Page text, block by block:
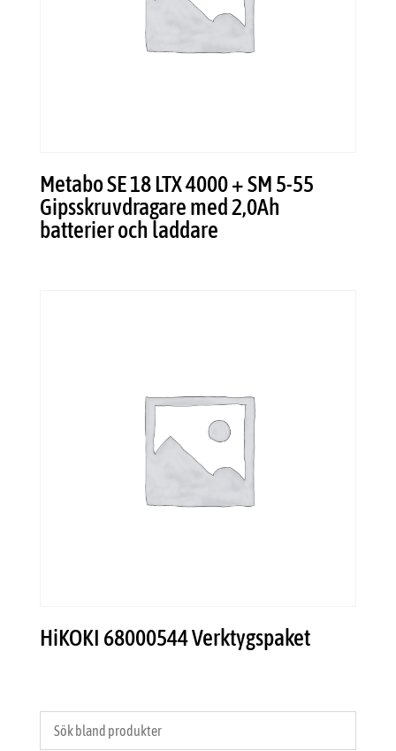
Metabo SE 18 LTX 4000 + SM 5-55
Gipsskruvdragare med 2,0Ah
batterier och laddare
HiKOKI 68000544 Verktygspaket